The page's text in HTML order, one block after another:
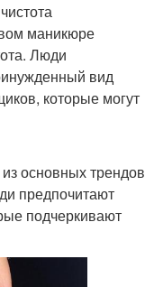
маникюре
Люди
вид
которые могут
основных трендов
предпочитают
подчеркивают